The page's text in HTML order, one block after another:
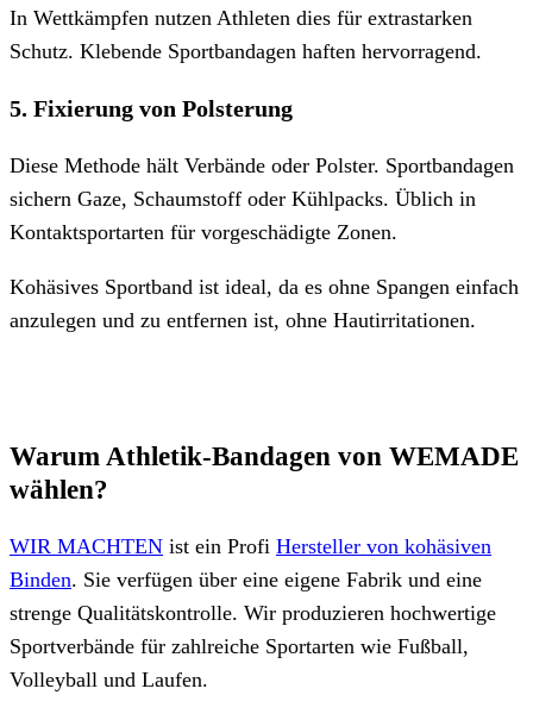
In Wettkämpfen nutzen Athleten dies für extrastarken
Schutz. Klebende Sportbandagen haften hervorragend.
5. Fixierung von Polsterung
Diese Methode hält Verbände oder Polster. Sportbandagen
sichern Gaze, Schaumstoff oder Kühlpacks. Üblich in
Kontaktsportarten für vorgeschädigte Zonen.
Kohäsives Sportband ist ideal, da es ohne Spangen einfach
anzulegen und zu entfernen ist, ohne Hautirritationen.
Warum Athletik-Bandagen von WEMADE
wählen?
WIR MACHTEN ist ein Profi Hersteller von kohäsiven
Binden. Sie verfügen über eine eigene Fabrik und eine
strenge Qualitätskontrolle. Wir produzieren hochwertige
Sportverbände für zahlreiche Sportarten wie Fußball,
Volleyball und Laufen.